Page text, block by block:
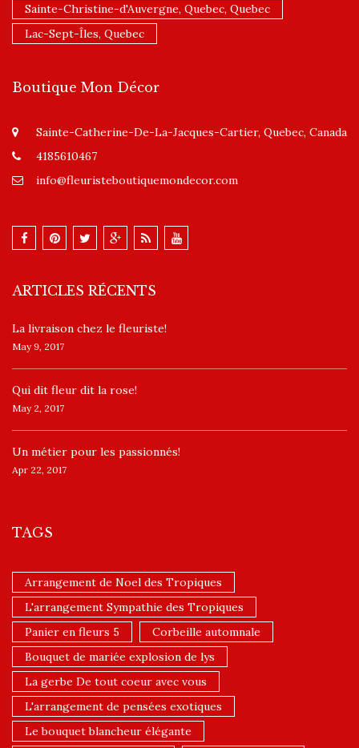
Sainte-Christine-d'Auvergne, Quebec, Quebec
Lac-Sept-Îles, Quebec
Boutique Mon Décor
Sainte-Catherine-De-La-Jacques-Cartier, Quebec, Canada
4185610467
info@fleuristeboutiquemondecor.com
ARTICLES RÉCENTS
La livraison chez le fleuriste!
May 9, 2017
​Qui dit fleur dit la rose!
May 2, 2017
Un ​métier pour les passionnés​!
Apr 22, 2017
TAGS
Arrangement de Noel des Tropiques
L'arrangement Sympathie des Tropiques
Panier en fleurs 5
Corbeille automnale
Bouquet de mariée explosion de lys
La gerbe De tout coeur avec vous
L'arrangement de pensées exotiques
Le bouquet blancheur élégante